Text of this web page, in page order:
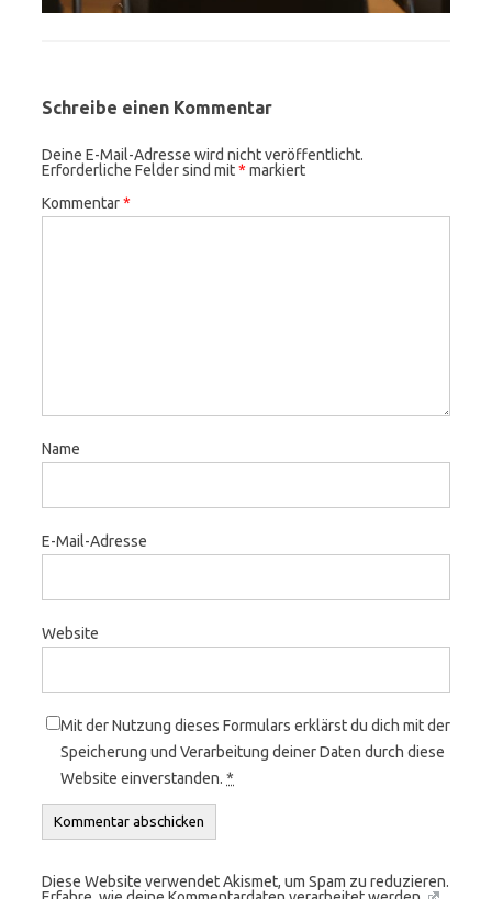
Schreibe einen Kommentar
Deine E-Mail-Adresse wird nicht veröffentlicht.
Erforderliche Felder sind mit* markiert
Kommentar*
Name
E-Mail-Adresse
Website
Mit der Nutzung dieses Formulars erklärst du dich mit der
Speicherung und Verarbeitung deiner Daten durch diese
Website einverstanden. *
Diese Website verwendet Akismet, um Spam zu reduzieren.